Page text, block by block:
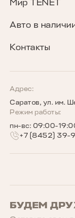
T8
Сравнение
Кредитные
Программы
Программа
Гарантия
Запись на сервис
Мир TENET
О бренде
Награды TENET
Сообщество
Беговое
Авто в
Контакты
БУДЕМ
Адрес:
Саратов, ул. им.
Режим работы:
пн-вс: 09:00-
+7 (8452) 39-